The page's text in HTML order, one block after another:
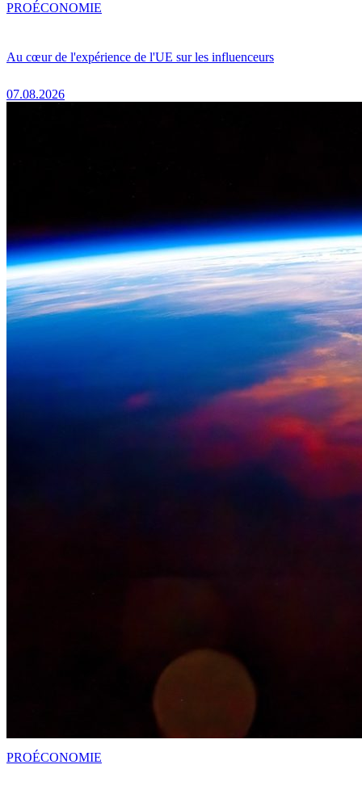
Au cœur de l'expérience de l'UE sur les influenceurs
07.08.2026
PROÉCONOMIE
PROÉCONOMIE